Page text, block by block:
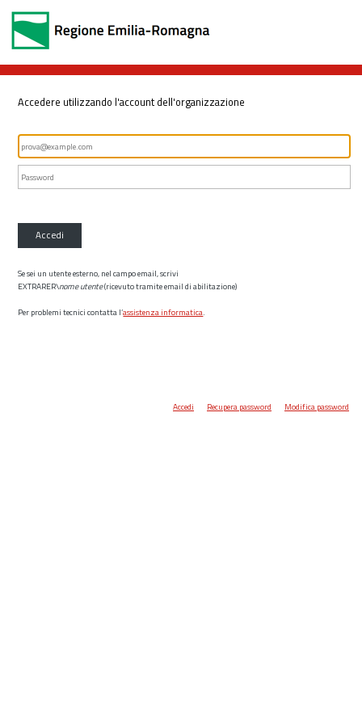
Accedere utilizzando l'account dell'organizzazione
Accedi
Se sei un utente esterno, nel campo email, scrivi
EXTRARER\nome utente(ricevuto tramite email di abilitazione)
Per problemi tecnici contatta l’assistenza informatica.
Accedi Recupera password Modifica password